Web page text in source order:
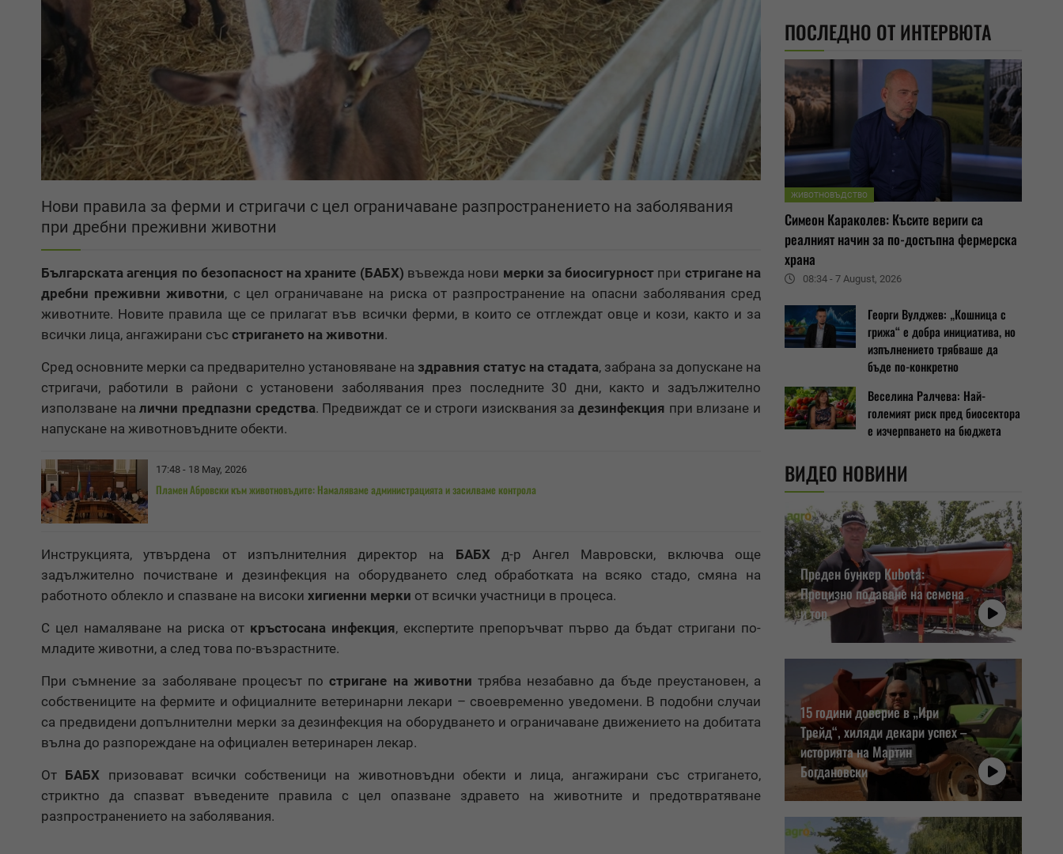
Нови правила за ферми и стригачи с цел ограничаване разпространението на заболявания
при дребни преживни животни
Българската агенция по безопасност на храните (БАБХ) въвежда нови мерки за биосигурност при стригане на
дребни преживни животни, с цел ограничаване на риска от разпространение на опасни заболявания сред
животните. Новите правила ще се прилагат във всички ферми, в които се отглеждат овце и кози, както и за
всички лица, ангажирани със стригането на животни.
Сред основните мерки са предварително установяване на здравния статус на стадата, забрана за допускане на
стригачи, работили в райони с установени заболявания през последните 30 дни, както и задължително
използване налични предпазни средства. Предвиждат се и строги изисквания задезинфекция при влизане и
напускане на животновъдните обекти.
17:48 - 18 May, 2026
Пламен Абровски към животновъдите: Намаляваме администрацията и засилваме контрола
Инструкцията, утвърдена от изпълнителния директор на БАБХд-р Ангел Мавровски, включва още
задължително почистване и дезинфекция на оборудването след обработката на всяко стадо, смяна на
работното облекло и спазване на високи хигиенни мерки от всички участници в процеса.
С цел намаляване на риска от кръстосана инфекция, експертите препоръчват първо да бъдат стригани по-
младите животни, а след това по-възрастните.
При съмнение за заболяване процесът постригане на животни трябва незабавно да бъде преустановен, а
собствениците на фермите и официалните ветеринарни лекари – своевременно уведомени. В подобни случаи
са предвидени допълнителни мерки за дезинфекция на оборудването и ограничаване движението на добитата
вълна до разпореждане на официален ветеринарен лекар.
От БАБХ призовават всички собственици на животновъдни обекти и лица, ангажирани със стригането,
стриктно да спазват въведените правила с цел опазване здравето на животните и предотвратяване
разпространението на заболявания.
ПОСЛЕДНО ОТ ИНТЕРВЮТА
ЖИВОТНОВЪДСТВО
Симеон Караколев: Късите вериги са
реалният начин за по-достъпна фермерска
храна
08:34 - 7 August, 2026
Георги Вулджев: „Кошница с
грижа“ е добра инициатива, но
изпълнението трябваше да
бъде по-конкретно
Веселина Ралчева: Най-
големият риск пред биосектора
е изчерпването на бюджета
ВИДЕО НОВИНИ
Преден бункер Kubota:
Прецизно подаване на семена
и тор
15 години доверие в „Ири
Трейд“, хиляди декари успех –
историята на Мартин
Богдановски